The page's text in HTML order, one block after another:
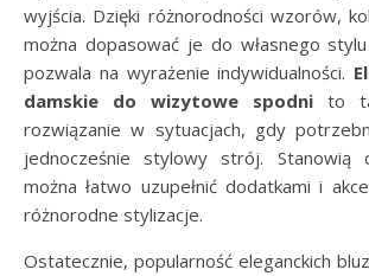
wyjścia. Dzięki różnorodności wzorów,
można dopasować je do własnego
pozwala na wyrażenie indywidualności.
damskie do wizytowe spodni to
rozwiązanie w sytuacjach, gdy
jednocześnie stylowy strój. Stanowią
można łatwo uzupełnić dodatkami i
różnorodne stylizacje.
Ostatecznie, popularność eleganckich